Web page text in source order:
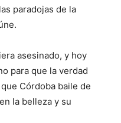
paradojas de la
asesinado, y hoy
para que la verdad
Córdoba baile de
la belleza y su